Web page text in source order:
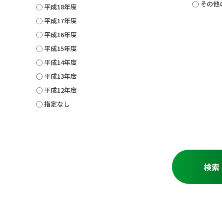
平成18年度
平成17年度
平成16年度
平成15年度
平成14年度
平成13年度
平成12年度
指定なし
その他